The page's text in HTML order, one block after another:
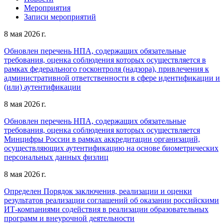
Мероприятия
Записи мероприятий
8 мая 2026 г.
Обновлен перечень НПА, содержащих обязательные
требования, оценка соблюдения которых осуществляется в
рамках федерального госконтроля (надзора), привлечения к
административной ответственности в сфере идентификации и
(или) аутентификации
8 мая 2026 г.
Обновлен перечень НПА, содержащих обязательные
требования, оценка соблюдения которых осуществляется
Минцифры России в рамках аккредитации организаций,
осуществляющих аутентификацию на основе биометрических
персональных данных физлиц
8 мая 2026 г.
Определен Порядок заключения, реализации и оценки
результатов реализации соглашений об оказании российскими
ИТ-компаниями содействия в реализации образовательных
программ и внеурочной деятельности